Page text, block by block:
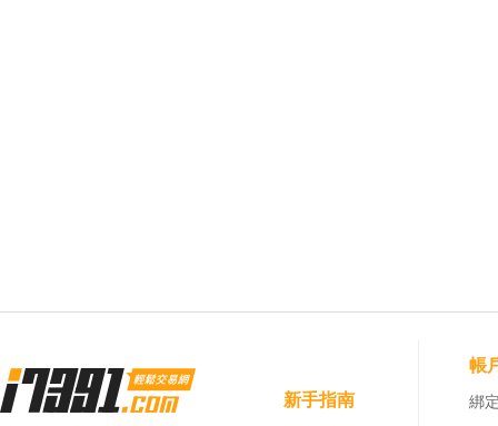
新手指南
帳
綁